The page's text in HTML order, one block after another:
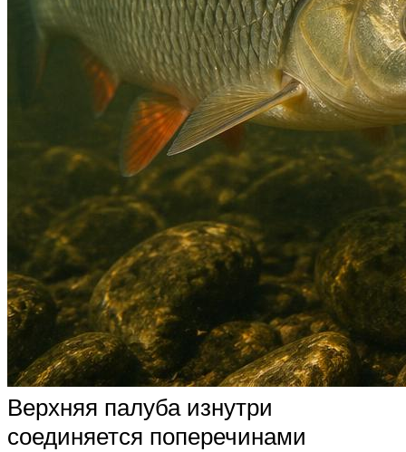
Верхняя палуба изнутри
соединяется поперечинами